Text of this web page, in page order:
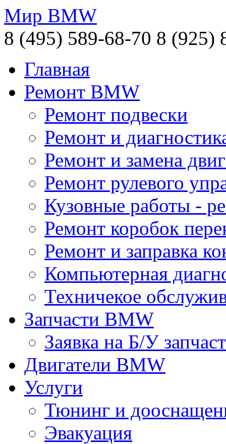
Мир BMW
8 (495) 589-68-70 8 (925)
Главная
Ремонт BMW
Ремонт подвески
Ремонт и
Ремонт и замена
Ремонт рулевого
Кузовные работы -
Ремонт коробок
Ремонт и заправка
Компьютерная
Техничекое
Запчасти BMW
Заявка на Б/У
Двигатели BMW
Услуги
Тюнинг и
Эвакуация